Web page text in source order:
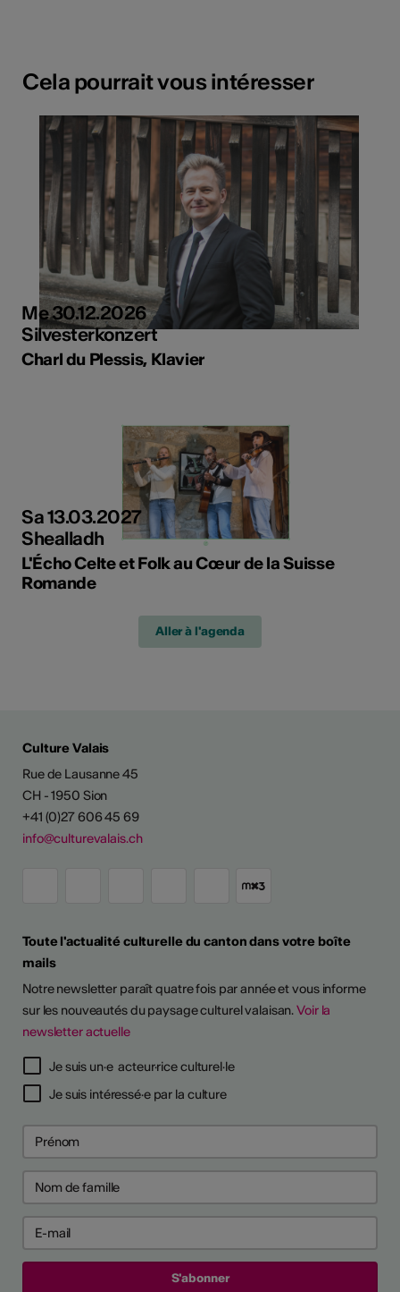
Cela pourrait vous intéresser
Me 30.12.2026
Silvesterkonzert
Charl du Plessis, Klavier
Sa 13.03.2027
Shealladh
L'Écho Celte et Folk au Cœur de la Suisse
Romande
Aller à l'agenda
Culture Valais
Rue de Lausanne 45
CH - 1950 Sion
+41 (0)27 606 45 69
info@culturevalais.ch
Toute l'actualité culturelle du canton dans votre boîte
mails
Notre newsletter paraît quatre fois par année et vous informe
sur les nouveautés du paysage culturel valaisan.Voir la
newsletter actuelle
Je suis un·e acteur·rice culturel·le
Je suis intéressé·e par la culture